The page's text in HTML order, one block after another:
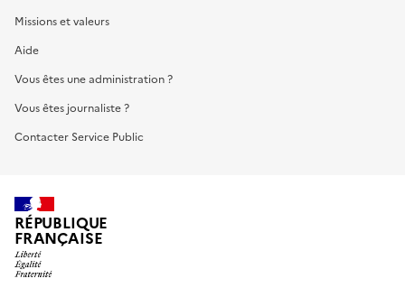
Missions et valeurs
Aide
Vous êtes une administration ?
Vous êtes journaliste ?
Contacter Service Public
RÉPUBLIQUE
FRANÇAISE